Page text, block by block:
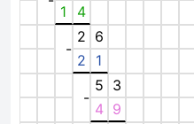
1
4
-
2 6
2
1
-
5 3
4 9